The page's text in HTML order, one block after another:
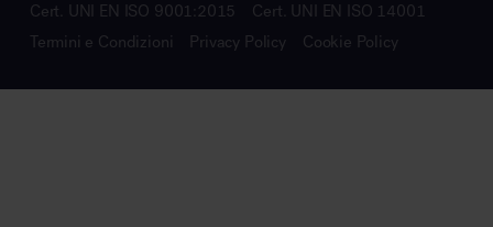
Cert. UNI EN ISO 9001:2015
Cert. UNI EN ISO 14001
Termini e Condizioni
Privacy Policy Cookie Policy